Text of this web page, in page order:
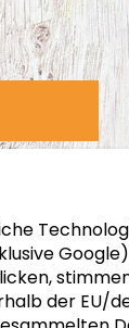
der EU/